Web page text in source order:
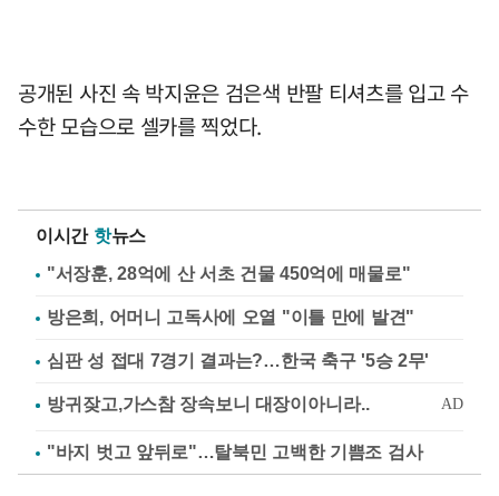
공개된 사진 속 박지윤은 검은색 반팔 티셔츠를 입고 수
수한 모습으로 셀카를 찍었다.
이시간 핫뉴스
"서장훈, 28억에 산 서초 건물 450억에 매물로"
방은희, 어머니 고독사에 오열 "이틀 만에 발견"
심판 성 접대 7경기 결과는?…한국 축구 '5승 2무'
"바지 벗고 앞뒤로"…탈북민 고백한 기쁨조 검사